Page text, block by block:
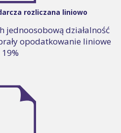
rozliczana liniowo
jednoosobową działalność
opodatkowanie liniowe
19%